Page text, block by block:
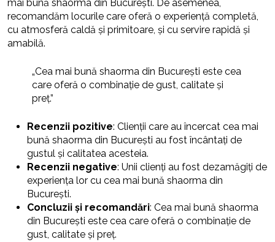
mai bună shaorma din București. De asemenea,
recomandăm locurile care oferă o experiență completă,
cu atmosferă caldă și primitoare, și cu servire rapidă și
amabilă.
„Cea mai bună shaorma din București este cea
care oferă o combinație de gust, calitate și
preț.”
Recenzii pozitive: Clienții care au încercat cea mai
bună shaorma din București au fost încântați de
gustul și calitatea acesteia.
Recenzii negative: Unii clienți au fost dezamăgiți de
experiența lor cu cea mai bună shaorma din
București.
Concluzii și recomandări: Cea mai bună shaorma
din București este cea care oferă o combinație de
gust, calitate și preț.